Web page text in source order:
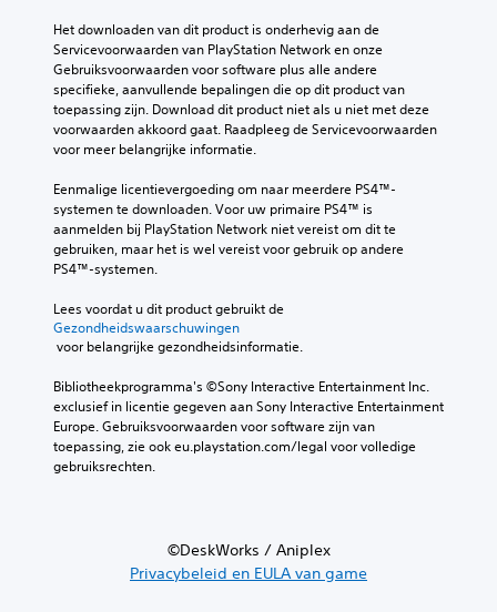
Het downloaden van dit product is onderhevig aan de
Servicevoorwaarden van PlayStation Network en onze
Gebruiksvoorwaarden voor software plus alle andere
specifieke, aanvullende bepalingen die op dit product van
toepassing zijn. Download dit product niet als u niet met deze
voorwaarden akkoord gaat. Raadpleeg de Servicevoorwaarden
voor meer belangrijke informatie.
Eenmalige licentievergoeding om naar meerdere PS4™-
systemen te downloaden. Voor uw primaire PS4™ is
aanmelden bij PlayStation Network niet vereist om dit te
gebruiken, maar het is wel vereist voor gebruik op andere
PS4™-systemen.
Lees voordat u dit product gebruikt de
Gezondheidswaarschuwingen
voor belangrijke gezondheidsinformatie.
Bibliotheekprogramma's ©Sony Interactive Entertainment Inc.
exclusief in licentie gegeven aan Sony Interactive Entertainment
Europe. Gebruiksvoorwaarden voor software zijn van
toepassing, zie ook eu.playstation.com/legal voor volledige
gebruiksrechten.
©DeskWorks / Aniplex
Privacybeleid en EULA van game